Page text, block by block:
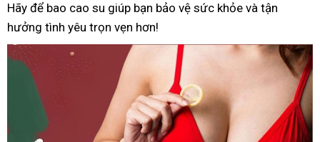
Hãy để bao cao su giúp bạn bảo vệ sức khỏe và tận
hưởng tình yêu trọn vẹn hơn!